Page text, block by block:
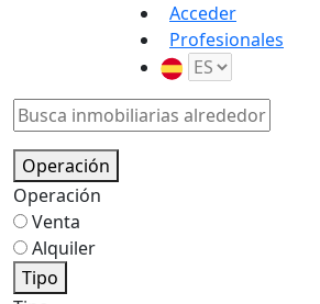
Acceder
Profesionales
Operación
Operación
Venta
Alquiler
Tipo